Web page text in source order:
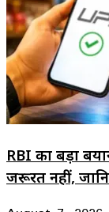
RBI का बड़ा
जरूरत नहीं,